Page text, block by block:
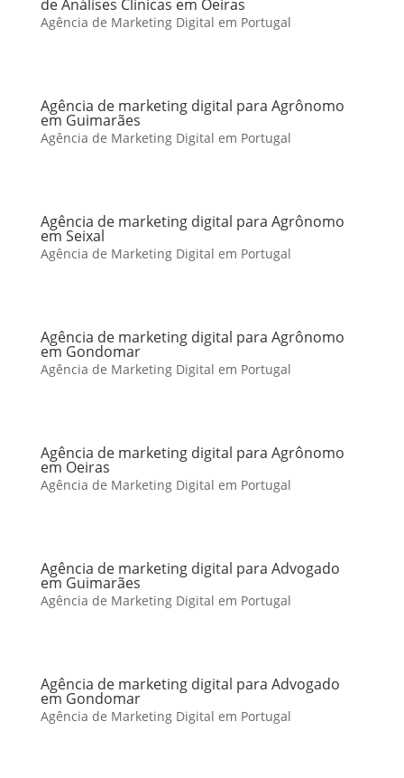
de Análises Clínicas em Oeiras
Agência de Marketing Digital em Portugal
Agência de marketing digital para Agrônomo
em Guimarães
Agência de Marketing Digital em Portugal
Agência de marketing digital para Agrônomo
em Seixal
Agência de Marketing Digital em Portugal
Agência de marketing digital para Agrônomo
em Gondomar
Agência de Marketing Digital em Portugal
Agência de marketing digital para Agrônomo
em Oeiras
Agência de Marketing Digital em Portugal
Agência de marketing digital para Advogado
em Guimarães
Agência de Marketing Digital em Portugal
Agência de marketing digital para Advogado
em Gondomar
Agência de Marketing Digital em Portugal